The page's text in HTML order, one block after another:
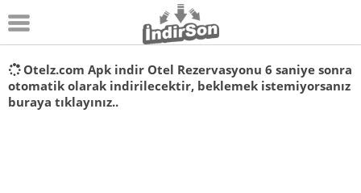
Android
Pc Oyunları
Otelz.com Apk indir Otel Rezervasyonu 6 saniye sonra
otomatik olarak indirilecektir, beklemek istemiyorsanız
buraya tıklayınız..